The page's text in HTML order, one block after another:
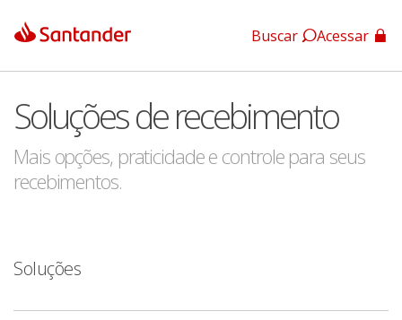
App Santander
App Santander Empresas
Buscar Acessar
Soluções de recebimento
Mais opções, praticidade e controle para seus
recebimentos.
Soluções